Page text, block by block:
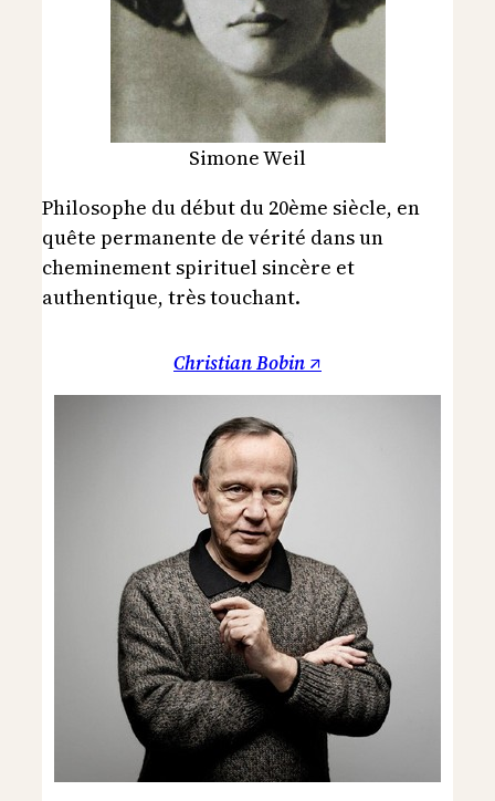
Simone Weil
Philosophe du début du 20ème siècle, en
quête permanente de vérité dans un
cheminement spirituel sincère et
authentique, très touchant.
Christian Bobin ↗